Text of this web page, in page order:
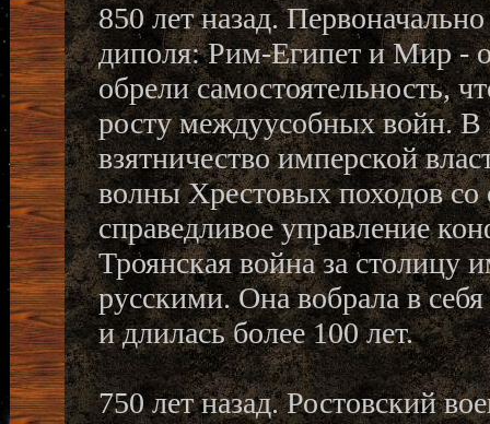
850 лет назад.
диполя: Рим-Египет и Мир -
обрели самостоятельность,
росту междуусобных войн. В
взятничество имперской
волны Хрестовых походов со
справедливое управление
Троянская война за
русскими. Она вобрала в
и длилась более 100 лет.
750 лет назад. Ростовский